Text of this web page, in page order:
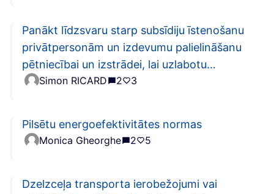
Panākt līdzsvaru starp subsīdiju īstenošanu
privātpersonām un izdevumu palielināšanu
pētniecībai un izstrādei, lai uzlabotu
energoefektīvas tehnoloģijas
Simon RICARD 2 3
Pilsētu energoefektivitātes normas
Monica Gheorghe 2 5
Dzelzceļa transporta ierobežojumi vai